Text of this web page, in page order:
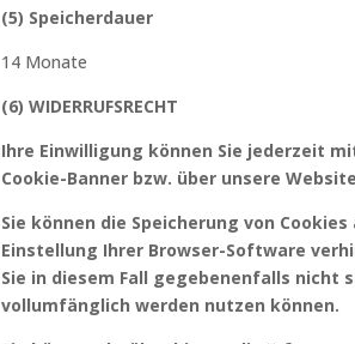
(5) Speicherdauer
14 Monate
(6) WIDERRUFSRECHT
Ihre Einwilligung können Sie jederzeit
Cookie-Banner bzw. über unsere
Sie können die Speicherung von
Einstellung Ihrer Browser-Software
Sie in diesem Fall gegebenenfalls nicht
vollumfänglich werden nutzen können.